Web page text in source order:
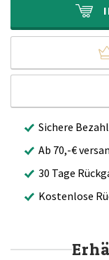
Sichere
Ab 70,-€
30 Tage
Kostenlose